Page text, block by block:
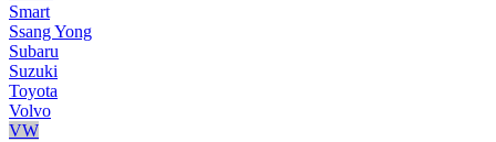
Smart
Ssang Yong
Subaru
Suzuki
Toyota
Volvo
VW